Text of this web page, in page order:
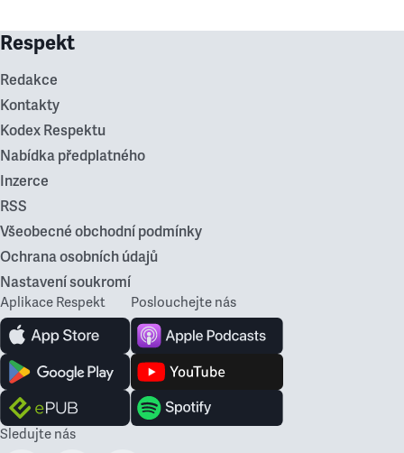
Respekt
Redakce
Kontakty
Kodex Respektu
Nabídka předplatného
Inzerce
RSS
Všeobecné obchodní podmínky
Ochrana osobních údajů
Nastavení soukromí
Aplikace Respekt Poslouchejte nás
Sledujte nás